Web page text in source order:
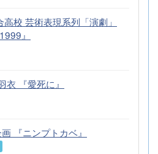
校 芸術表現系列「演劇」
』
衣 『愛死に』
『ニンプトカベ』